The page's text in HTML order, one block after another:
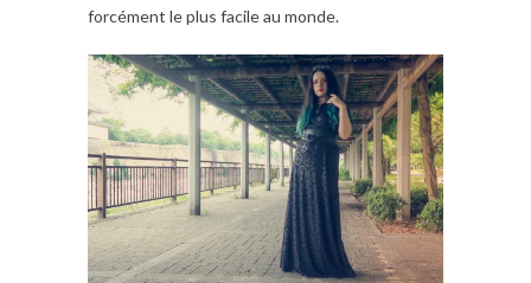
forcément le plus facile au monde.